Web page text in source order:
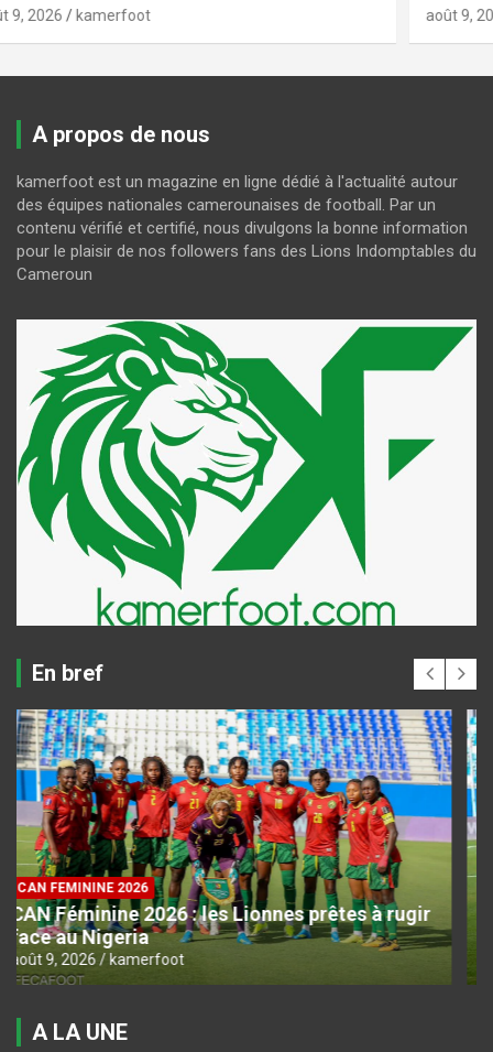
août 9, 2026 kamerfoot
A propos de nous
kamerfoot est un magazine en ligne dédié à l'actualité autour
des équipes nationales camerounaises de football. Par un
contenu vérifié et certifié, nous divulgons la bonne information
pour le plaisir de nos followers fans des Lions Indomptables du
Cameroun
En bref
CAN FEMININE 2026
CAN Féminine 2026 : l’Algérie dans le dernier
carré
août 9, 2026 kamerfoot
A LA UNE